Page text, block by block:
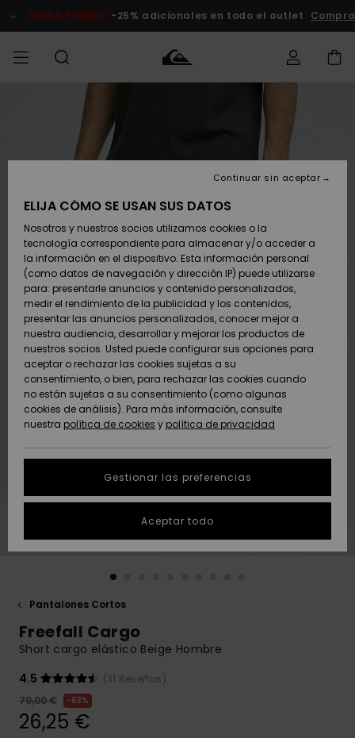
del
DOBLE PROMO -25% adicionales en todo el outlet
Zapatos y
chanclas
Surf
Snow
Novedades
Destacados
Zapatos y
chanclas
Surf
Snow
Novedades
Destacados
Destacados
Snow
SURF
Highlights
Comunidad
SNOW
Snow Niños
Tienda
Snow Mujer
Destacados
Comunidad
DOBLE
PROMO
Outlet
Mujer
AYUDA &
CONTACTO
Envio
Devoluciones
Pago
Tarjeta de
regalo
Quiksilver
Freedom
Protección de
datos
personales
Inicia una
conversación
conversación
Encuentra
respuestas a
las preguntas
SOSTENIBILIDAD
Pantalones Cortos
Freefall Cargo
Short cargo elástico Beige Hombre
4.5
(31 Reseñas)
70,00 €
63%
26,25 €
ELIJA CÓMO SE USAN SUS DATOS
Nosotros y nuestros socios utilizamos cookies o la
tecnología correspondiente para almacenar y/o acceder a
la información en el dispositivo. Esta información personal
(como datos de navegación y dirección IP) puede utilizarse
para: presentarle anuncios y contenido personalizados,
medir el rendimiento de la publicidad y los contenidos,
presentar las anuncios personalizados, conocer mejor a
nuestra audiencia, desarrollar y mejorar los productos de
nuestros socios. Usted puede configurar sus opciones para
aceptar o rechazar las cookies sujetas a su
consentimiento, o bien, para rechazar las cookies cuando
no están sujetas a su consentimiento (como algunas
cookies de análisis). Para más información, consulte
nuestra política de cookies y política de privacidad
Gestionar las preferencias
Continuar sin aceptar
Aceptar todo